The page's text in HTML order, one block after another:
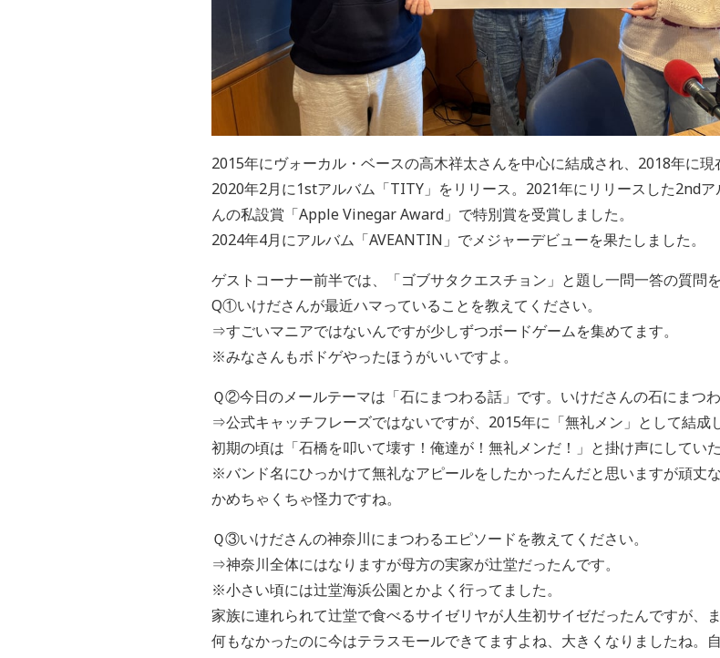
2015年にヴォーカル・ベースの高木祥太さんを中心に結成され、2018年に現
2020年2月に1stアルバム「TITY」をリリース。2021年にリリースした2nd
んの私設賞「Apple Vinegar Award」で特別賞を受賞しました。
2024年4月にアルバム「AVEANTIN」でメジャーデビューを果たしました。
ゲストコーナー前半では、「ゴブサタクエスチョン」と題し一問一答の質問
Q①いけださんが最近ハマっていることを教えてください。
⇒すごいマニアではないんですが少しずつボードゲームを集めてます。
※みなさんもボドゲやったほうがいいですよ。
Ｑ②今日のメールテーマは「石にまつわる話」です。いけださんの石にまつ
⇒公式キャッチフレーズではないですが、2015年に「無礼メン」として結成
初期の頃は「石橋を叩いて壊す！俺達が！無礼メンだ！」と掛け声にしていた
※バンド名にひっかけて無礼なアピールをしたかったんだと思いますが頑丈
かめちゃくちゃ怪力ですね。
Ｑ③いけださんの神奈川にまつわるエピソードを教えてください。
⇒神奈川全体にはなりますが母方の実家が辻堂だったんです。
※小さい頃には辻堂海浜公園とかよく行ってました。
家族に連れられて辻堂で食べるサイゼリヤが人生初サイゼだったんですが、
何もなかったのに今はテラスモールできてますよね、大きくなりましたね。自